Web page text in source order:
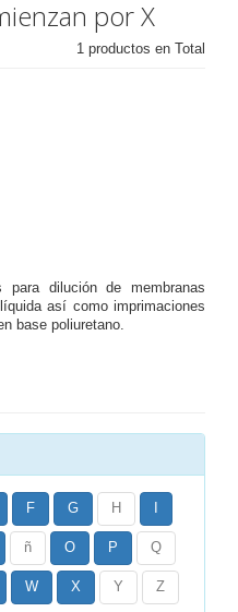
por X
1 productos en Total
dilución de membranas
así como imprimaciones
base poliuretano.
F G H
ñ O P Q
W X Y Z